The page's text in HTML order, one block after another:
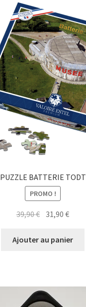
PUZZLE BATTERIE TODT
PROMO !
39,90€ Le
initial
31,90€Le
actuel
Ajouter au panier